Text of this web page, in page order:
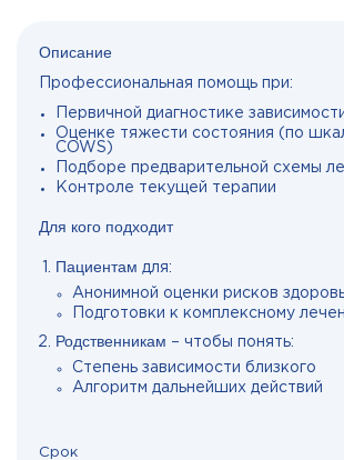
Описание
Профессиональная помощь при:
Первичной диагностике
Оценке тяжести состояния (по
COWS)
Подборе предварительной схемы
Контроле текущей терапии
Для кого подходит
Пациентам для:
Анонимной оценки рисков
Подготовки к комплексному
Родственникам – чтобы понять:
Степень зависимости близкого
Алгоритм дальнейших действий
Срок